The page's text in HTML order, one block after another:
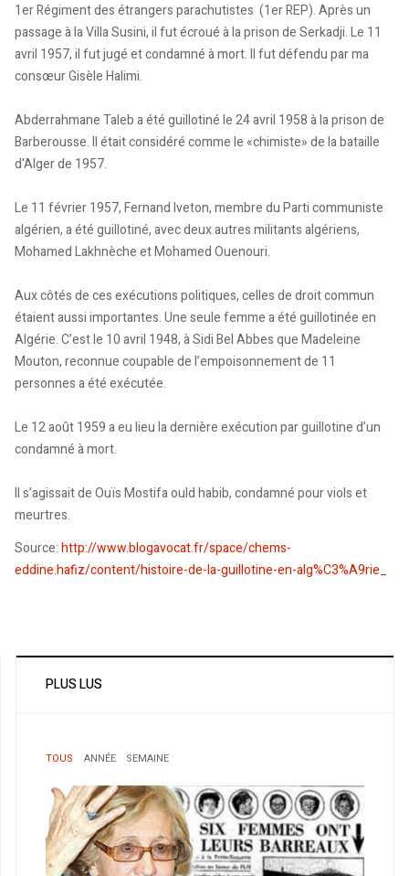
1er Régiment des étrangers parachutistes (1er REP). Après un
passage à la Villa Susini, il fut écroué à la prison de Serkadji. Le 11
avril 1957, il fut jugé et condamné à mort. Il fut défendu par ma
consœur Gisèle Halimi.
Abderrahmane Taleb a été guillotiné le 24 avril 1958 à la prison de
Barberousse. Il était considéré comme le «chimiste» de la bataille
d'Alger de 1957.
Le 11 février 1957, Fernand Iveton, membre du Parti communiste
algérien, a été guillotiné, avec deux autres militants algériens,
Mohamed Lakhnèche et Mohamed Ouenouri.
Aux côtés de ces exécutions politiques, celles de droit commun
étaient aussi importantes. Une seule femme a été guillotinée en
Algérie. C’est le 10 avril 1948, à Sidi Bel Abbes que Madeleine
Mouton, reconnue coupable de l’empoisonnement de 11
personnes a été exécutée.
Le 12 août 1959 a eu lieu la dernière exécution par guillotine d’un
condamné à mort.
Il s’agissait de Ouïs Mostifa ould habib, condamné pour viols et
meurtres.
Source:http://www.blogavocat.fr/space/chems-
eddine.hafiz/content/histoire-de-la-guillotine-en-alg%C3%A9rie_
PLUS LUS
TOUS ANNÉE SEMAINE